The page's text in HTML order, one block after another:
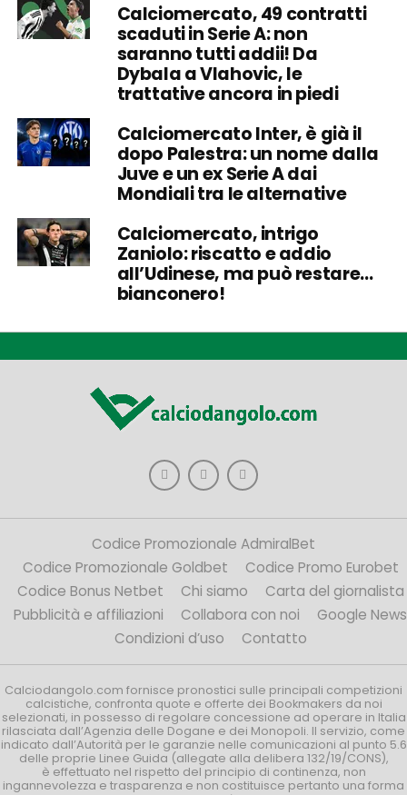
Calciomercato, 49 contratti
scaduti in Serie A: non
saranno tutti addii! Da
Dybala a Vlahovic, le
trattative ancora in piedi
Calciomercato Inter, è già il
dopo Palestra: un nome dalla
Juve e un ex Serie A dai
Mondiali tra le alternative
Calciomercato, intrigo
Zaniolo: riscatto e addio
all’Udinese, ma può restare…
bianconero!
Codice Promozionale AdmiralBet
Codice Promozionale Goldbet
Codice Promo Eurobet
Codice Bonus Netbet
Chi siamo
Carta del giornalista
Pubblicità e affiliazioni
Collabora con noi
Google News
Condizioni d’uso
Contatto
Calciodangolo.com fornisce pronostici sulle principali competizioni
calcistiche, confronta quote e offerte dei Bookmakers da noi
selezionati, in possesso di regolare concessione ad operare in Italia
rilasciata dall’Agenzia delle Dogane e dei Monopoli. Il servizio, come
indicato dall’Autorità per le garanzie nelle comunicazioni al punto 5.6
delle proprie Linee Guida (allegate alla delibera 132/19/CONS),
è effettuato nel rispetto del principio di continenza, non
ingannevolezza e trasparenza e non costituisce pertanto una forma